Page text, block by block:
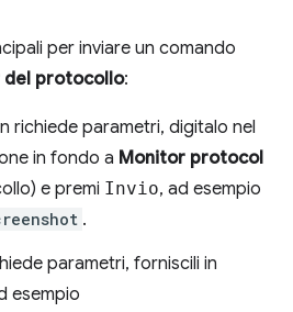
per inviare un comando
del protocollo:
richiede parametri, digitalo nel
in fondo a Monitor protocol
e premi Invio, ad esempio
.
parametri, forniscili in
esempio